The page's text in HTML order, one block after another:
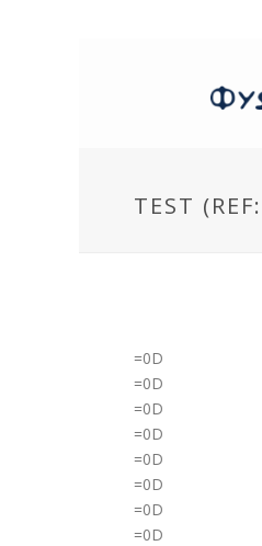
TEST
=0D
=0D
=0D
=0D
=0D
=0D
=0D
=0D